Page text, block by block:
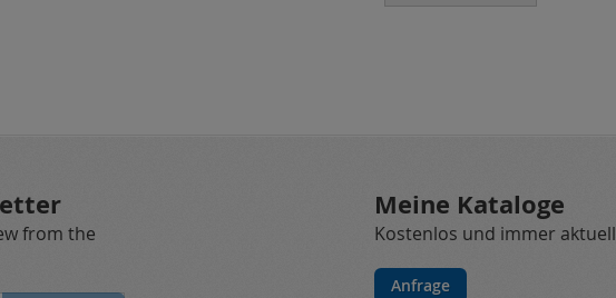
from the
Meine Kataloge
Kostenlos und immer aktuell
Anfrage